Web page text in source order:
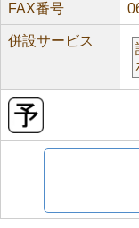
FAX番号
併設サービス